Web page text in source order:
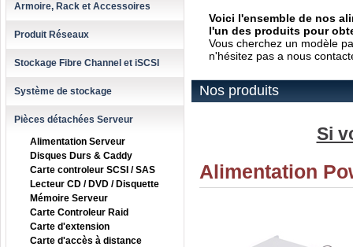
Armoire, Rack et Accessoires
Produit Réseaux
Stockage Fibre Channel et iSCSI
Système de stockage
Pièces détachées Serveur
Alimentation Serveur
Disques Durs & Caddy
Carte controleur SCSI / SAS
Lecteur CD / DVD / Disquette
Mémoire Serveur
Carte Controleur Raid
Carte d'extension
Carte d'accès à distance
Voici l'ensemble de nos
l'un des produits pour
Vous cherchez un modèle
n'hésitez pas a nous
Nos produits
Si
Alimentation